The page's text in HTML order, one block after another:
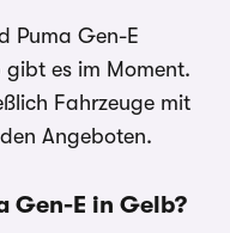
Puma Gen-E
gibt es im Moment.
Fahrzeuge mit
Angeboten.
Gen-E in Gelb?